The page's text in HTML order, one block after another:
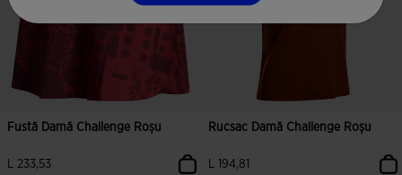
Fustă Damă Challenge Roșu
L 233,53
Rucsac Damă Challenge Roșu
L 194,81